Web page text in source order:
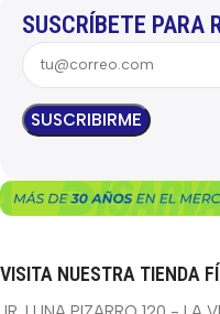
SUSCRÍBETE PARA
VISITA NUESTRA TIENDA